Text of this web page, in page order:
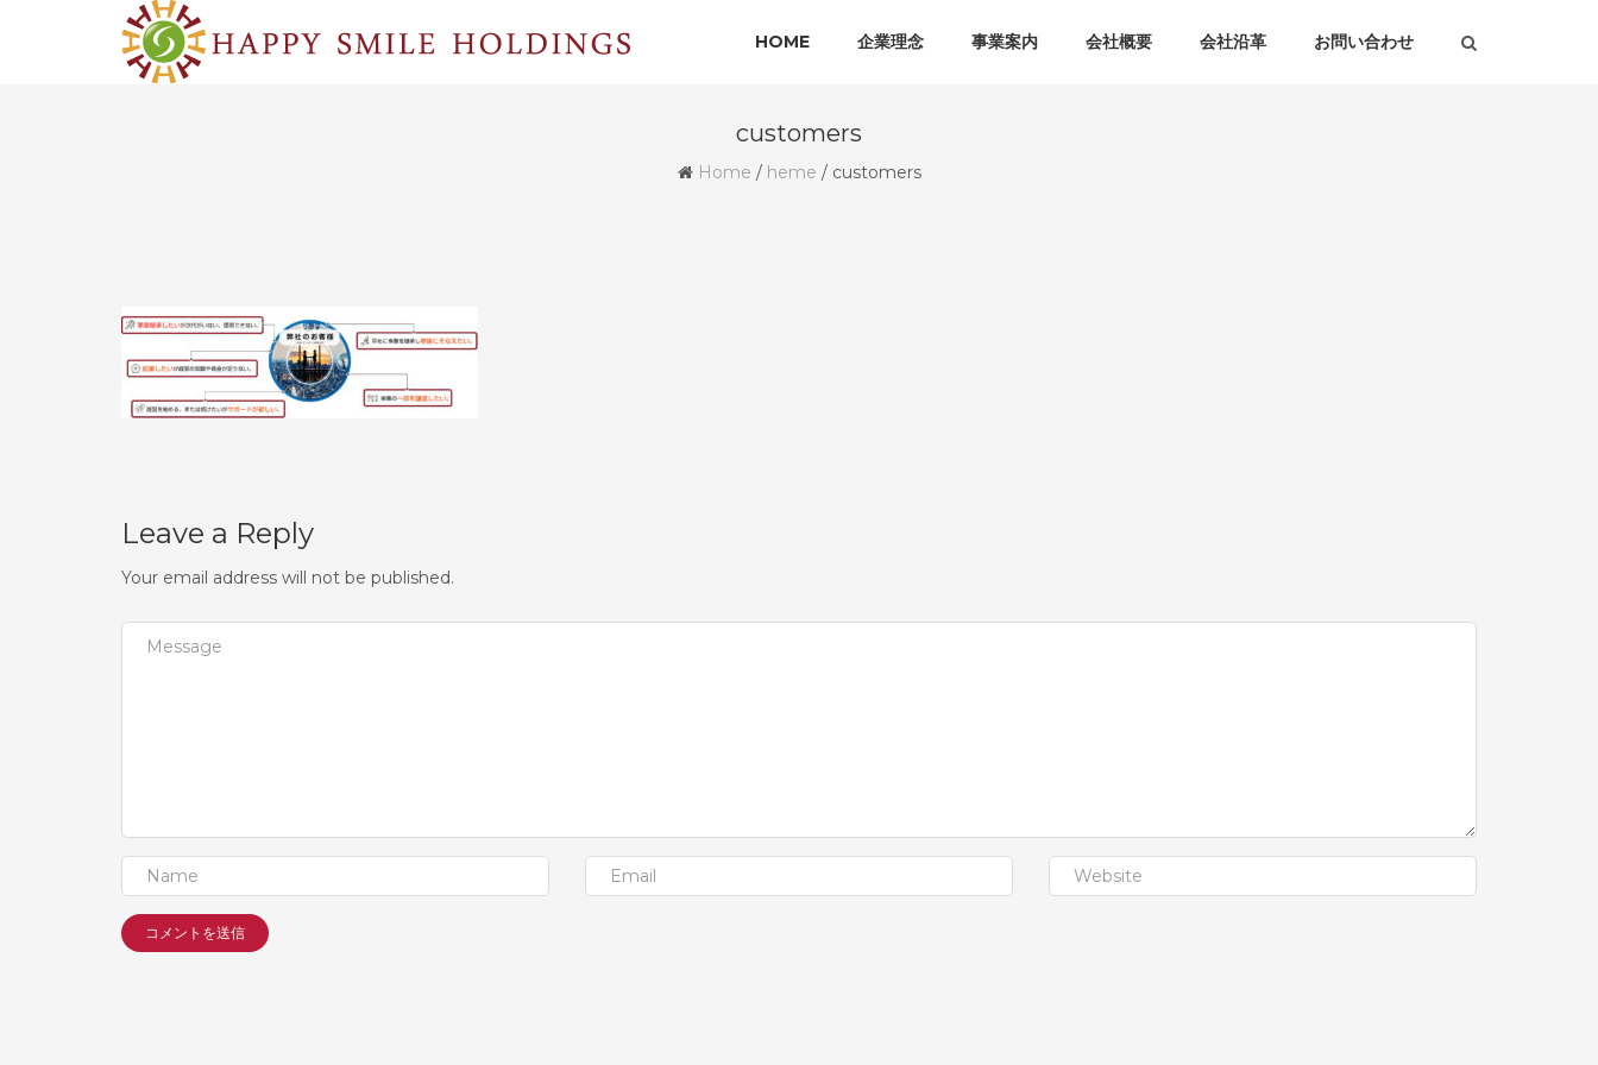
HOME 企業理念 事業案内 会社概要 会社沿革 お問い合わせ
customers
Home / heme / customers
Leave a Reply
Your email address will not be published.